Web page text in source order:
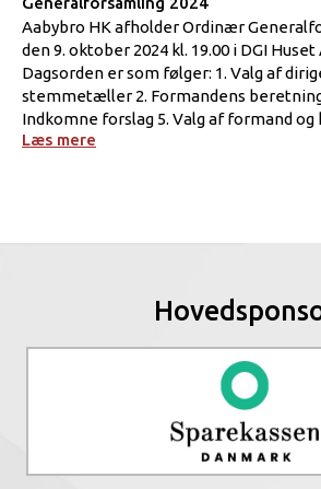
Aabybro HK afholder Ordinær
den 9. oktober 2024 kl. 19.00 i DGI Huset
Dagsorden er som følger: 1. Valg af
stemmetæller 2. Formandens beretning
Indkomne forslag 5. Valg af formand
Læs mere